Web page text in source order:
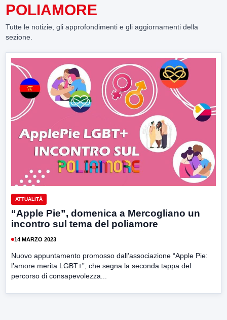
POLIAMORE
Tutte le notizie, gli approfondimenti e gli aggiornamenti della
sezione.
ATTUALITÀ
“Apple Pie”, domenica a Mercogliano un
incontro sul tema del poliamore
14 MARZO 2023
Nuovo appuntamento promosso dall’associazione “Apple Pie:
l’amore merita LGBT+”, che segna la seconda tappa del
percorso di consapevolezza...